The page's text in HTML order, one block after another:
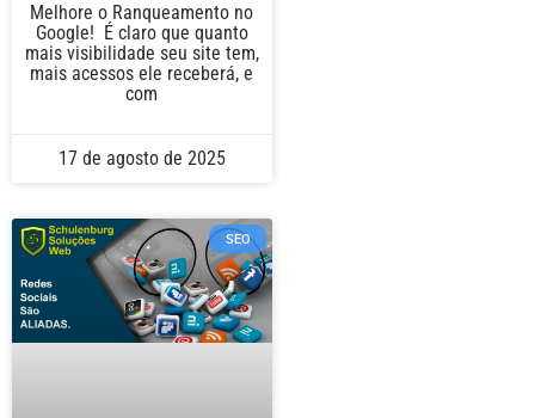
Melhore o Ranqueamento no
Google! É claro que quanto
mais visibilidade seu site tem,
mais acessos ele receberá, e
com
17 de agosto de 2025
SEO